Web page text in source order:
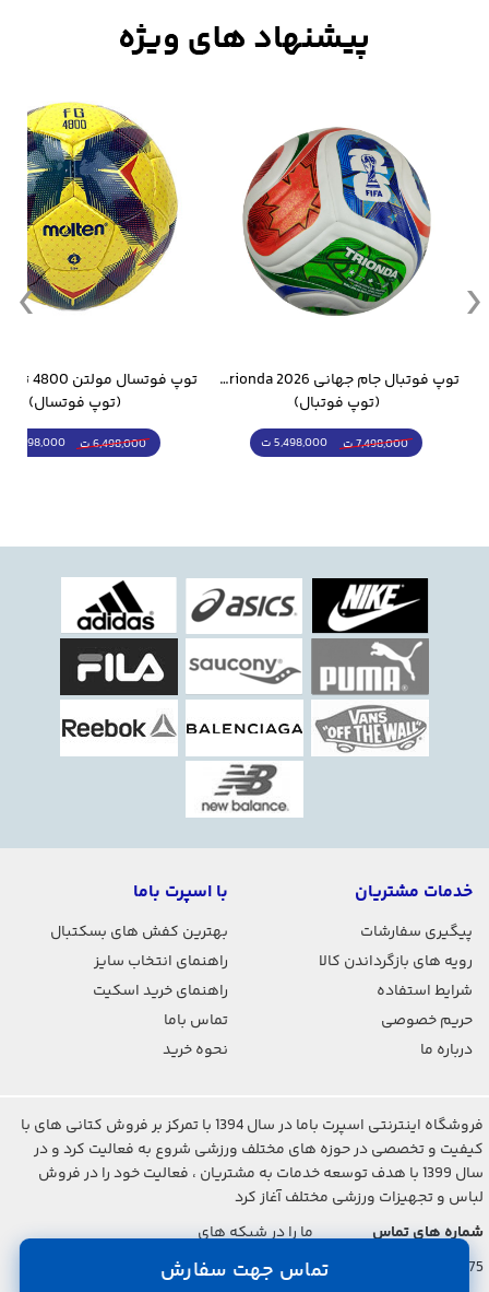
تماس جهت سفارش
توپ فوتبال جام جهانی 2026 Trionda مشابه اورجینال
(توپ فوتبال)
7,498,000 ت 5,498,000 ت
(توپ فوتسال)
6,498,000 ت 5,298,000 ت
خدمات مشتریان
پیگیری سفارشات
رویه های بازگرداندن کالا
شرایط استفاده
حریم خصوصی
درباره ما
با اسپرت باما
بهترین کفش های بسکتبال
راهنمای انتخاب سایز
راهنمای خرید اسکیت
تماس باما
نحوه خرید
فروشگاه اینترنتی اسپرت باما در سال 1394 با تمرکز بر فروش کتانی های با
کیفیت و تخصصی در حوزه های مختلف ورزشی شروع به فعالیت کرد و در
سال 1399 با هدف توسعه خدمات به مشتریان ، فعالیت خود را در فروش
لباس و تجهیزات ورزشی مختلف آغاز کرد
شماره های تماس
021-2842-7275
ما را در شبکه های
اجتماعی دنبال کنید